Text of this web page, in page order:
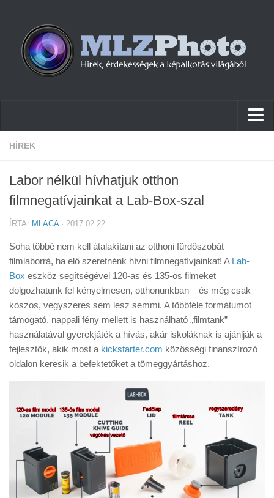
Hírek
Cikkek
Szoftver
Tudástár
Tanácsok
Helyszíni Riport
E-BB
HÍREK
Labor nélkül hívhatjuk otthon
filmnegatívjainkat a Lab-Box-szal
ÍRTA: MLACA· 2017.02.22
Soha többé nem kell átalakítani az otthoni fürdőszobát
filmlaborrá, ha elő szeretnénk hívni filmnegatívjainkat! A Lab-
Box eszköz segítségével 120-as és 135-ös filmeket
dolgozhatunk fel kényelmesen, otthonunkban – és még csak
koszos, vegyszeres sem lesz semmi. A többféle formátumot
támogató, nappali fény mellett is használható „filmtank”
használatával gyerekjáték a hívás, akár iskoláknak is ajánlják a
fejlesztők, akik most a kickstarter.com közösségi finanszírozó
oldalon keresik a befektetőket a tömeggyártáshoz.